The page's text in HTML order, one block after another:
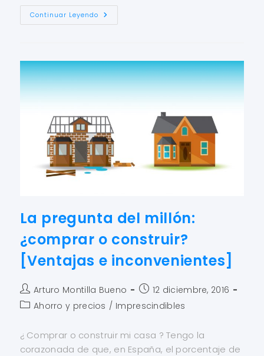
Continuar Leyendo
La pregunta del millón:
¿comprar o construir?
[Ventajas e inconvenientes]
Arturo Montilla Bueno
12 diciembre, 2016
Ahorro y precios / Imprescindibles
¿ Comprar o construir mi casa ? Tengo la
corazonada de que, en España, el porcentaje de